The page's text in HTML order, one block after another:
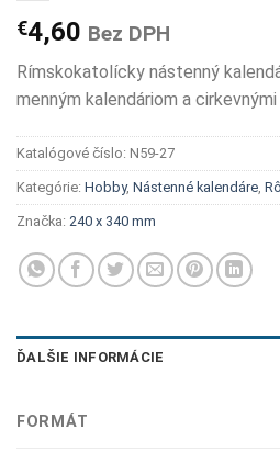
€4,60 Bez DPH
Rímskokatolícky nástenný
menným kalendáriom a
Katalógové číslo: N59-27
Kategórie: Hobby, Nástenné kalendáre
Značka: 240 x 340 mm
ĎALŠIE INFORMÁCIE
FORMÁT